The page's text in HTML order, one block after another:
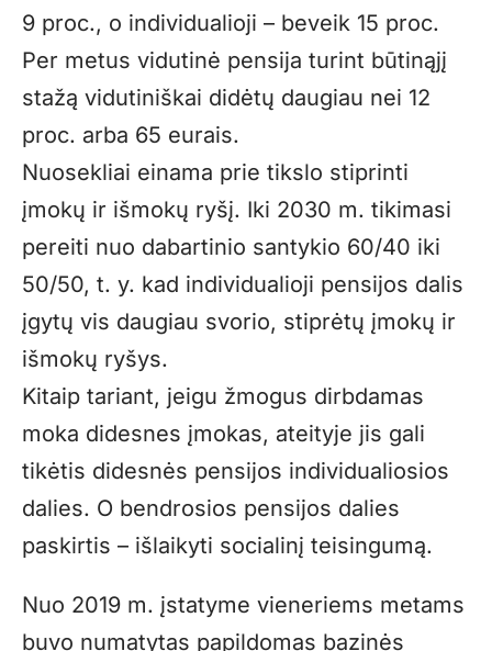
9 proc., o individualioji – beveik 15 proc.
Per metus vidutinė pensija turint būtinąjį
stažą vidutiniškai didėtų daugiau nei 12
proc. arba 65 eurais.
Nuosekliai einama prie tikslo stiprinti
įmokų ir išmokų ryšį. Iki 2030 m. tikimasi
pereiti nuo dabartinio santykio 60/40 iki
50/50, t. y. kad individualioji pensijos dalis
įgytų vis daugiau svorio, stiprėtų įmokų ir
išmokų ryšys.
Kitaip tariant, jeigu žmogus dirbdamas
moka didesnes įmokas, ateityje jis gali
tikėtis didesnės pensijos individualiosios
dalies. O bendrosios pensijos dalies
paskirtis – išlaikyti socialinį teisingumą.
Nuo 2019 m. įstatyme vieneriems metams
buvo numatytas papildomas bazinės